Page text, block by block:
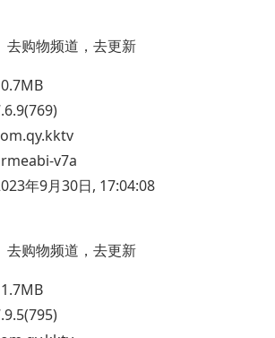
去购物频道，去更新
v7a
年9月30日, 17:04:08
去购物频道，去更新